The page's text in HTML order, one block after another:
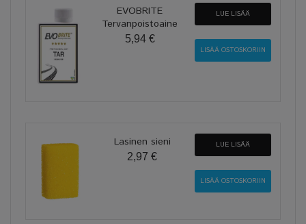
EVOBRITE
Tervanpoistoaine
5,94 €
LUE LISÄÄ
Lasinen sieni
2,97 €
LUE LISÄÄ